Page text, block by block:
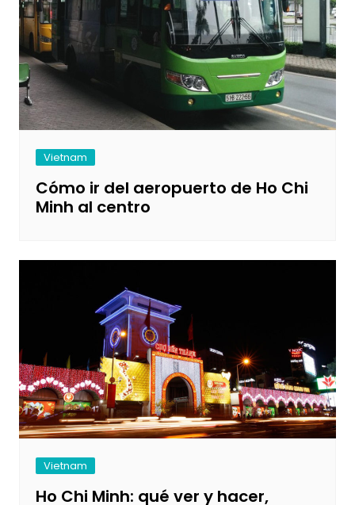
Vietnam
Cómo ir del aeropuerto de Ho Chi
Minh al centro
Vietnam
Ho Chi Minh: qué ver y hacer,